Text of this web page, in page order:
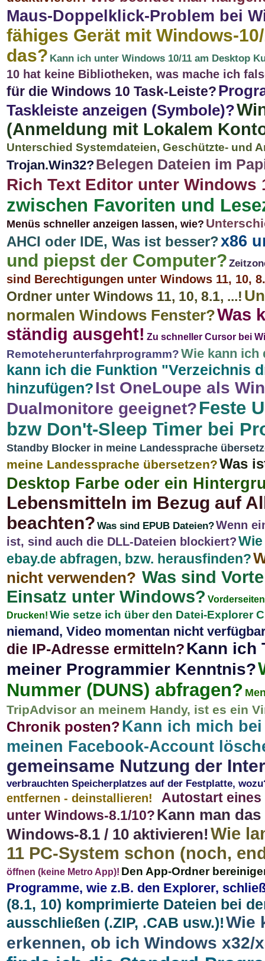
Maus-Doppelklick-Problem bei
fähiges Gerät mit Windows-
das? Kann ich unter Windows 10/11 am Desktop
10 hat keine Bibliotheken, was mache ich
für die Windows 10 Task-Leiste?
Taskleiste anzeigen (Symbole)?
(Anmeldung mit Lokalem
Unterschied Systemdateien, Geschützte- und
Trojan.Win32?Belegen Dateien im
Rich Text Editor unter Windows
zwischen Favoriten und
Menüs schneller anzeigen lassen, wie?
AHCI oder IDE, Was ist besser?x86
und piepst der Computer?
sind Berechtigungen unter Windows 11, 10,
Ordner unter Windows 11, 10, 8.1, ...!
normalen Windows Fenster?Was
ständig ausgeht! Zu schneller Cursor bei
Remoteherunterfahrprogramm?Wie kann ich
kann ich die Funktion "Verzeichnis
hinzufügen?Ist OneLoupe als
Dualmonitore geeignet?Feste
bzw Don't-Sleep Timer bei
Standby Blocker in meine Landessprache
meine Landessprache übersetzen?Was
Desktop Farbe oder ein
Lebensmitteln im Bezug auf
beachten? Was sind EPUB Dateien?Wenn
ist, sind auch die DLL-Dateien blockiert?
ebay.de abfragen, bzw. herausfinden?
nicht verwenden? Was sind
Einsatz unter Windows?
Drucken! Wie setze ich über den Datei-Explorer
niemand, Video momentan nicht
die IP-Adresse ermitteln?Kann ich
meiner Programmier Kenntnis?
Nummer (DUNS) abfragen?
TripAdvisor an meinem Handy, ist es ein
Chronik posten?Kann ich mich
meinen Facebook-Account
gemeinsame Nutzung der
verbrauchten Speicherplatzes auf der Festplatte,
entfernen - deinstallieren!
Autostart eines
unter Windows-8.1/10?Kann man
Windows-8.1 / 10 aktivieren!Wie
11 PC-System schon (noch,
öffnen (keine Metro App)! Den App-Ordner
Programme, wie z.B. den Explorer,
(8.1, 10) komprimierte Dateien bei
ausschließen (.ZIP, .CAB usw.)!Wie
erkennen, ob ich Windows x32/